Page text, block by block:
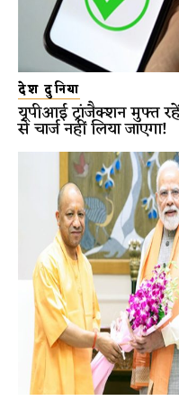
देश दुनिया
यूपीआई ट्रांजैक्शन मुफ्त
से चार्ज नहीं लिया जाएगा!